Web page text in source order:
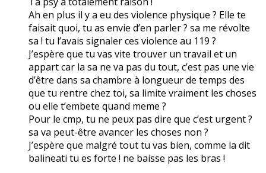
Ah en plus il y a eu des violence physique ? Elle te
faisait quoi, tu as envie d’en parler ? sa me révolte
sa ! tu l’avais signaler ces violence au 119 ?
J’espère que tu vas vite trouver un travail et un
appart car la sa ne va pas du tout, c’est pas une vie
d’être dans sa chambre à longueur de temps des
que tu rentre chez toi, sa limite vraiment les choses
ou elle t’embete quand meme ?
Pour le cmp, tu ne peux pas dire que c’est urgent ?
sa va peut-être avancer les choses non ?
J’espère que malgré tout tu vas bien, comme la dit
balineati tu es forte ! ne baisse pas les bras !